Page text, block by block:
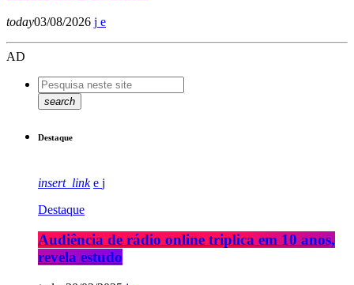
today03/08/2026
AD
search
Destaque
insert_link
Destaque
Audiência de rádio online triplica em 10 anos,
revela estudo